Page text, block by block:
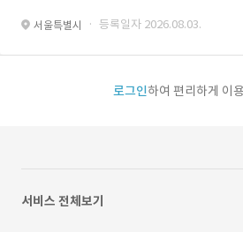
서울특별시 · 등록일자 2026.08.03.
로그인하여 편리하게 이
서비스 전체보기